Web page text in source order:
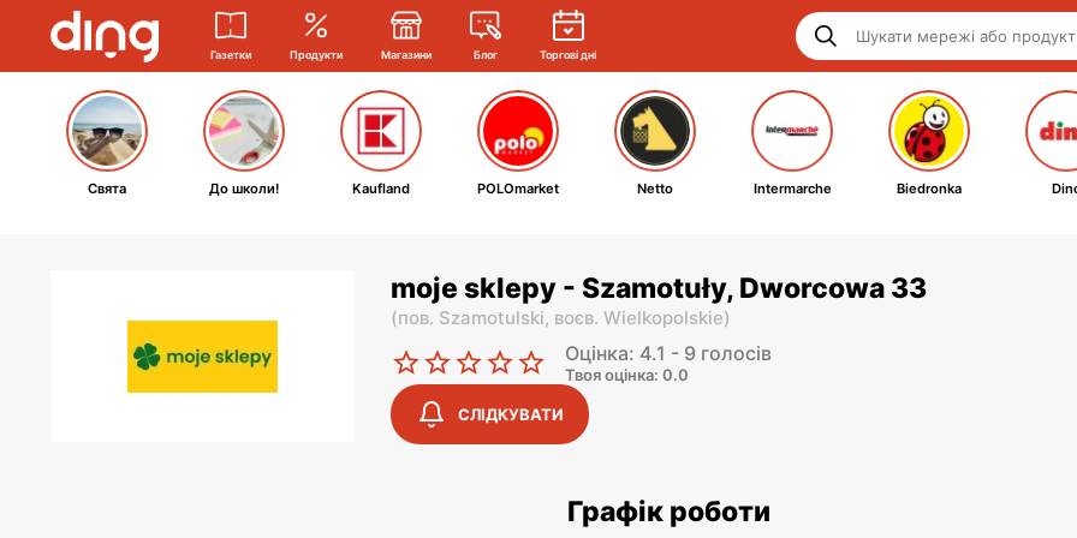
Газетки Продукти Магазини Блог Торгові дні
Свята До школи! Kaufland POLOmarket Netto Intermarche Biedronka
moje sklepy - Szamotuły, Dworcowa 33
(пов. Szamotulski, воєв. Wielkopolskie)
Оцінка: 4.1 - 9 голосів
Твоя оцінка: 0.0
СЛІДКУВАТИ
Графік роботи